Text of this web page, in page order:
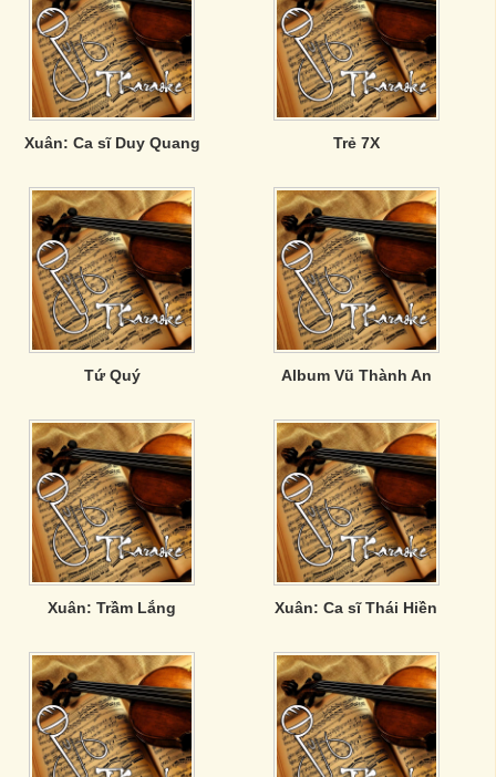
Xuân: Ca sĩ Duy Quang Trẻ 7X
Tứ Quý Album Vũ Thành An
Xuân: Trầm Lắng Xuân: Ca sĩ Thái Hiền